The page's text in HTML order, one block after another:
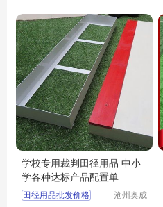
室外运动器材
学校专用裁判田径用品 中小
学各种达标产品配置单
田径用品批发价格
沧州奥成